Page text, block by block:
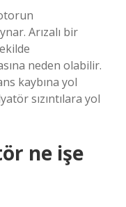
Arızalı bir
neden olabilir.
kaybına yol
sızıntılara yol
ne işe